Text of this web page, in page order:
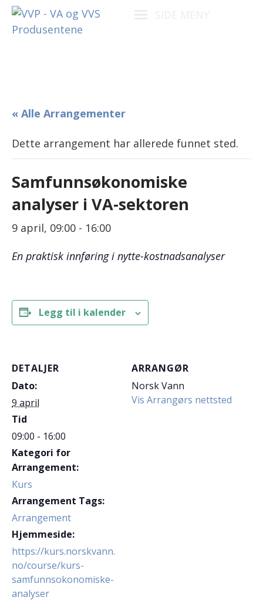
« Alle Arrangementer
Dette arrangement har allerede funnet sted.
Samfunnsøkonomiske
analyser i VA-sektoren
9 april, 09:00 - 16:00
En praktisk innføring i nytte-kostnadsanalyser
Legg til i kalender
DETALJER
Dato:
9 april
Tid
09:00 - 16:00
Kategori for
Arrangement:
Kurs
Arrangement Tags:
Arrangement
Hjemmeside:
https://kurs.norskvann.
no/course/kurs-
samfunnsokonomiske-
analyser
ARRANGØR
Norsk Vann
Vis Arrangørs nettsted